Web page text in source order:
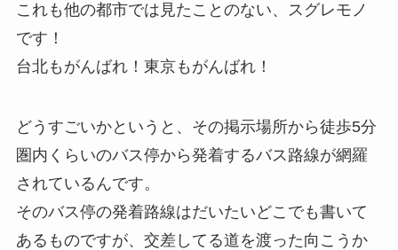
これも他の都市では見たことのない、スグレモノ
です！
台北もがんばれ！東京もがんばれ！
どうすごいかというと、その掲示場所から徒歩5分
圏内くらいのバス停から発着するバス路線が網羅
されているんです。
そのバス停の発着路線はだいたいどこでも書いて
あるものですが、交差してる道を渡った向こうか